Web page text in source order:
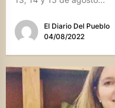
El Diario Del Pueblo
04/08/2022